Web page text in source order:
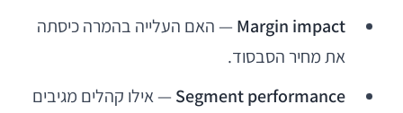
Margin impact — האם העלייה בהמרה כיסתה
את מחיר הסבסוד.
Segment performance — אילו קהלים מגיבים